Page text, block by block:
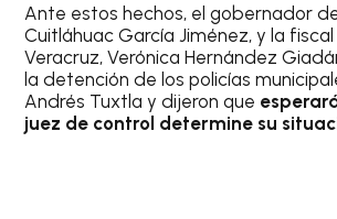
Ante estos hechos, el gobernador
Cuitláhuac García Jiménez, y la
Veracruz, Verónica Hernández
la detención de los policías
Andrés Tuxtla y dijeron que
juez de control determine su